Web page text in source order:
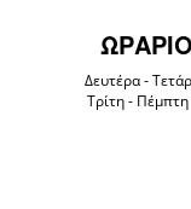
Δευτέρα -
Τρίτη -